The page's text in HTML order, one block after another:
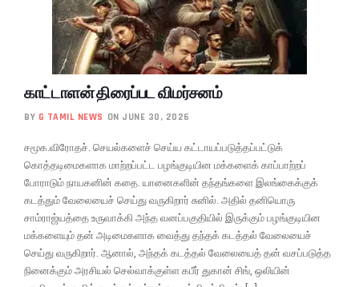
காட்டாளன் திரைப்பட விமர்சனம்
BY G TAMIL NEWS ON JUNE 30, 2026
சமூக.விரோதச். செயல்களைச் செய்ய கட்டாயப்படுத்தப்பட்டுக்
கொத்தடிமைகளாக மாற்றப்பட்ட பழங்குடியின மக்களைக் காப்பாற்றப்
போராடும் நாயகனின் கதை. யானைகளின் தந்தங்களை இலங்கைக்குக்
கடத்தும் வேலையைச் செய்து வருகிறார் சுனில். அதில் தனியொரு
சாம்ராஜ்யத்தை உருவாக்கி அந்த வனப்பகுதியில் இருக்கும் பழங்குடியின
மக்களையும் தன் அடிமைகளாக வைத்து தந்தக் கடத்தல் வேலையைச்
செய்து வருகிறார். ஆனால், அந்தக் கடத்தல் வேலையைத் தன் வசப்படுத்த
நினைக்கும் அரசியல் செல்வாக்குள்ள கபீர் துகான் சிங், ஒலியின்